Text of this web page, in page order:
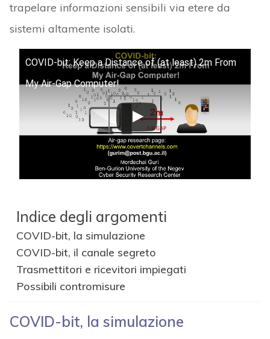
trapelare informazioni sensibili via etere da
sistemi altamente isolati.
COVID-bit: Keep a Distance of (at least) 2m From
My Air-Gap Computer!
Indice degli argomenti
COVID-bit, la simulazione
COVID-bit, il canale segreto
Trasmettitori e ricevitori impiegati
Possibili contromisure
COVID-bit, la simulazione